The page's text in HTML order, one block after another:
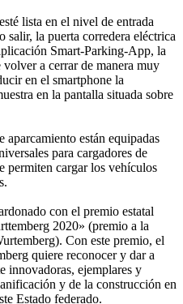
lista en el nivel de entrada
salir, la puerta corredera eléctrica
Smart-Parking-App, la
volver a cerrar de manera muy
en el smartphone la
en la pantalla situada sobre
aparcamiento están equipadas
para cargadores de
permiten cargar los vehículos
con el premio estatal
2020» (premio a la
Con este premio, el
quiere reconocer y dar a
innovadoras, ejemplares y
y de la construcción en
Estado federado.